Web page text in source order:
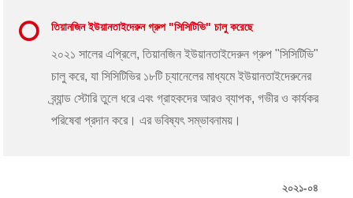
তিয়ানজিন ইউয়ানতাইদেরুন গ্রুপ "সিসিটিভি" চালু করেছে
২০২১ সালের এপ্রিলে, তিয়ানজিন ইউয়ানতাইদেরুন গ্রুপ "সিসিটিভি"
চালু করে, যা সিসিটিভির ১৮টি চ্যানেলের মাধ্যমে ইউয়ানতাইদেরুনের
ব্র্যান্ড স্টোরি তুলে ধরে এবং গ্রাহকদের আরও ব্যাপক, গভীর ও কার্যকর
পরিষেবা প্রদান করে। এর ভবিষ্যৎ সম্ভাবনাময়।
২০২১-০৪